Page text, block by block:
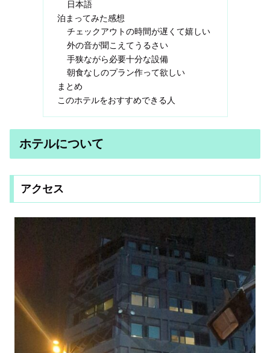
日本語
泊まってみた感想
チェックアウトの時間が遅くて嬉しい
外の音が聞こえてうるさい
手狭ながら必要十分な設備
朝食なしのプラン作って欲しい
まとめ
このホテルをおすすめできる人
ホテルについて
アクセス